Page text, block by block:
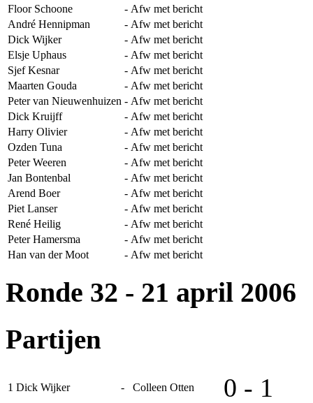
Floor Schoone
- Afw met bericht
André Hennipman
- Afw met bericht
Dick Wijker
- Afw met bericht
Elsje Uphaus
- Afw met bericht
Sjef Kesnar
- Afw met bericht
Maarten Gouda
- Afw met bericht
Peter van Nieuwenhuizen - Afw met bericht
Dick Kruijff
- Afw met bericht
Harry Olivier
- Afw met bericht
Ozden Tuna
- Afw met bericht
Peter Weeren
- Afw met bericht
Jan Bontenbal
- Afw met bericht
Arend Boer
- Afw met bericht
Piet Lanser
- Afw met bericht
René Heilig
- Afw met bericht
Peter Hamersma
- Afw met bericht
Han van der Moot
- Afw met bericht
Ronde 32 - 21 april 2006
Partijen
1 Dick Wijker - Colleen Otten 0 - 1